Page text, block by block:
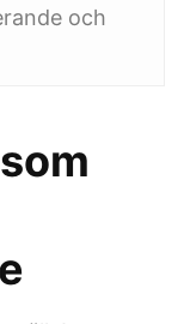
och